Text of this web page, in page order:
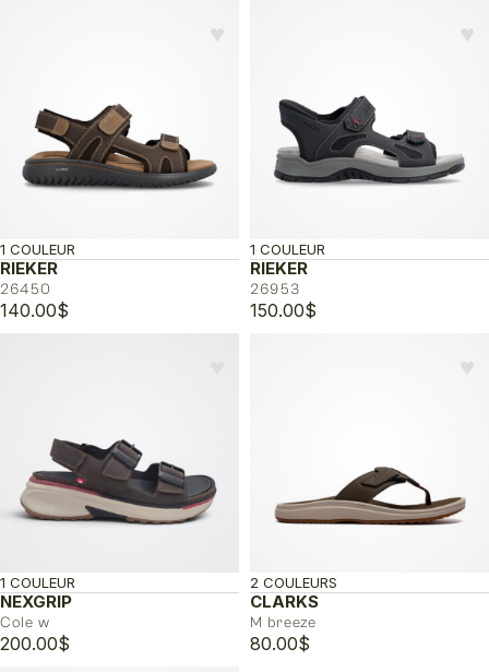
♥︎
RIEKER
26450
1 COULEUR
140.00$
♥︎
RIEKER
26953
1 COULEUR
150.00$
NEXGRIP
Cole w
1 COULEUR
200.00$
♥︎
CLARKS
M breeze
2 COULEURS
80.00$